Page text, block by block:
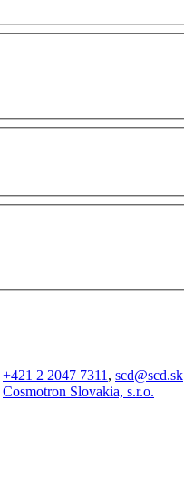
+421 2 2047 7311 , scd@scd.sk
Cosmotron Slovakia, s.r.o.